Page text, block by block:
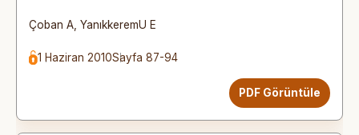
Çoban A YanıkkeremU E
1 Haziran 2010Sayfa 87-94
PDF Görüntüle